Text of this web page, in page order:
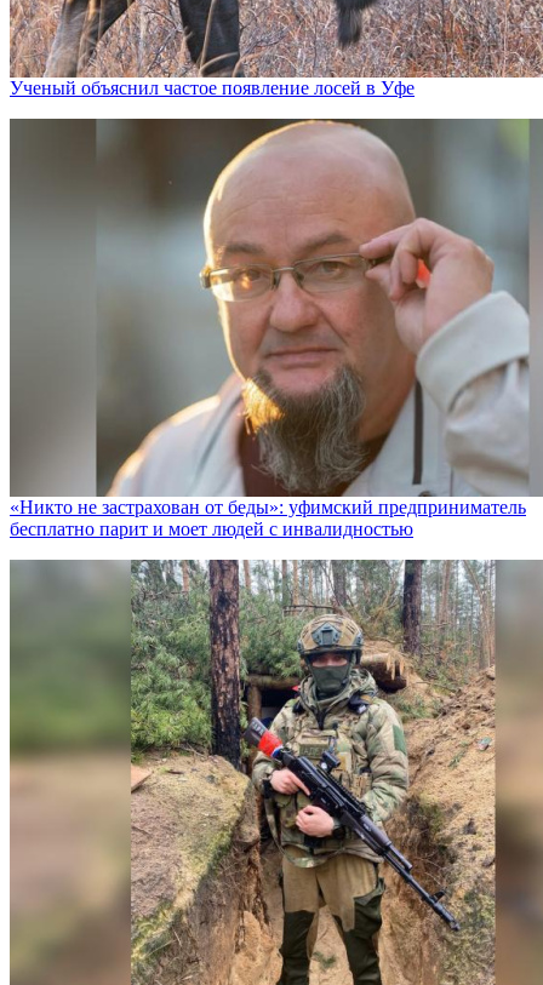
Ученый объяснил частое появление лосей в Уфе
«Никто не заcтрахован от беды»: уфимский предприниматель
бесплатно парит и моет людей с инвалидностью